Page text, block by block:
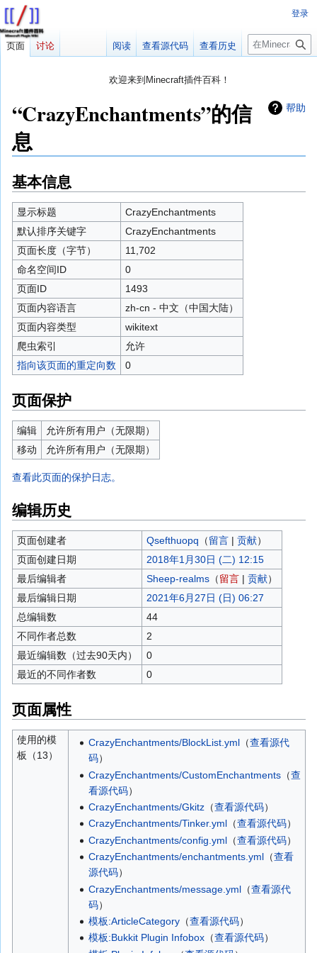
欢迎来到Minecraft插件百科！
带您快速熟悉百科编辑！
因近日遭受攻击，百科现已限制编辑，有意编辑请加入插件百科企
帮助
“CrazyEnchantments”的信
息
跳
转
到
导
航
跳
转
到
搜
索
基本信息
显示标题
CrazyEnchantments
默认排序关键字
CrazyEnchantments
页面长度（字节）
11,702
命名空间ID
0
页面ID
1493
页面内容语言
zh-cn - 中文（中国大陆）
页面内容类型
wikitext
爬虫索引
允许
指向该页面的重定向数
0
页面保护
编辑
允许所有用户（无限期）
移动
允许所有用户（无限期）
查看此页面的保护日志。
编辑历史
页面创建者 Qsefthuopq （留言| 贡献）
页面创建日期
2018年1月30日 (二) 12:15
最后编辑者
Sheep-realms（留言| 贡献）
最后编辑日期
2021年6月27日 (日) 06:27
总编辑数
44
不同作者总数
2
最近编辑数（过去90天内）
0
最近的不同作者数
0
页面属性
使用的模
板（13）
CrazyEnchantments/BlockList.yml（查看源代
码）
CrazyEnchantments/CustomEnchantments（查
看源代码）
CrazyEnchantments/Gkitz（查看源代码）
CrazyEnchantments/Tinker.yml（查看源代码）
CrazyEnchantments/config.yml（查看源代码）
CrazyEnchantments/enchantments.yml（查看
源代码）
CrazyEnchantments/message.yml（查看源代
码）
模板:ArticleCategory（查看源代码）
模板:Bukkit Plugin Infobox（查看源代码）
登录
页面 讨论 阅读 查看源代码 查看历史
搜
索